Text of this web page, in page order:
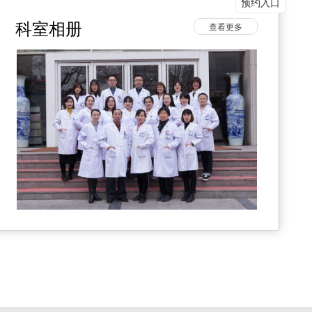
科室相册 查看更多